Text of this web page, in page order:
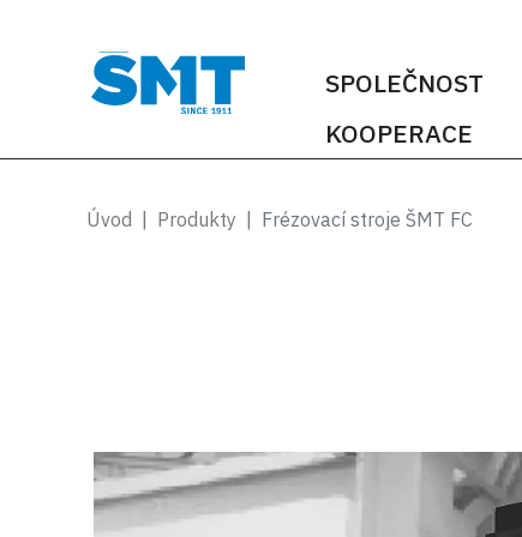
SPOLEČNOST
KOOPERACE
Úvod Produkty Frézovací stroje ŠMT FC